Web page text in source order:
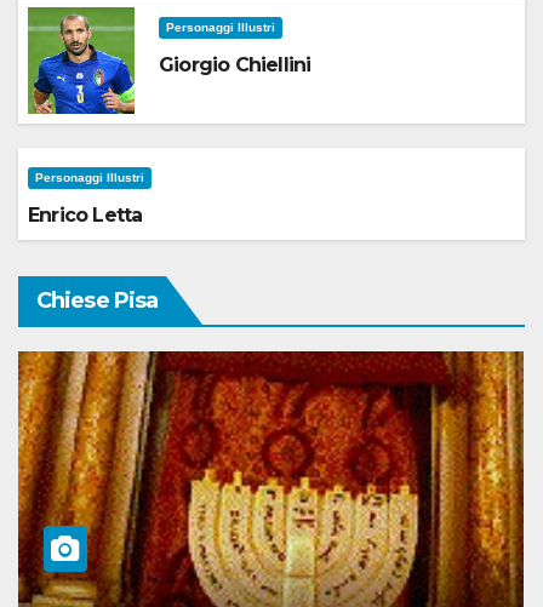
Personaggi Illustri
Giorgio Chiellini
Personaggi Illustri
Enrico Letta
Chiese Pisa